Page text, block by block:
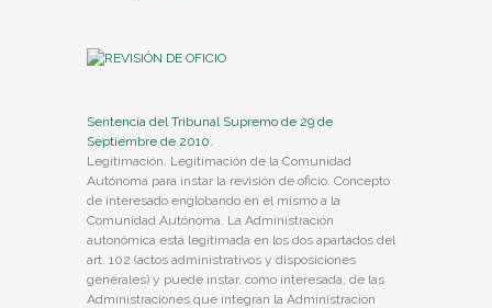
Sentencia del Tribunal Supremo de 29 de
Septiembre de 2010.
Legitimación. Legitimación de la Comunidad
Autónoma para instar la revisión de oficio. Concepto
de interesado englobando en el mismo a la
Comunidad Autónoma. La Administración
autonómica está legitimada en los dos apartados del
art. 102 (actos administrativos y disposiciones
generales) y puede instar, como interesada, de las
Administraciones que integran la Administración